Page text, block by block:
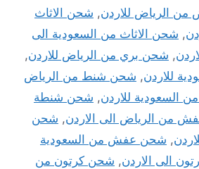
الرياض للاردن, شحن الاثاث
, شحن الاثاث من السعودية الى
, شحن بري من الرياض للاردن,
للاردن, شحن شنط من الرياض
السعودية للاردن, شحن شنطة
من الرياض الى الاردن, شحن
, شحن عفش من السعودية
الى الاردن, شحن كرتون من